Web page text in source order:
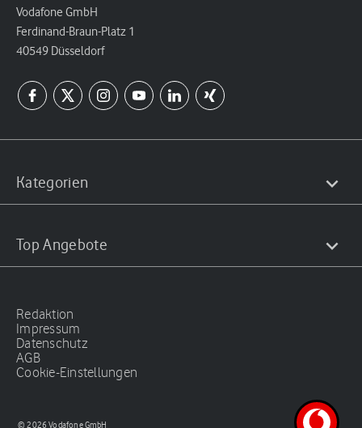
Vodafone GmbH
Ferdinand-Braun-Platz 1
40549 Düsseldorf
Kategorien
Top Angebote
Redaktion
Impressum
Datenschutz
AGB
Cookie-Einstellungen
© 2026 Vodafone GmbH